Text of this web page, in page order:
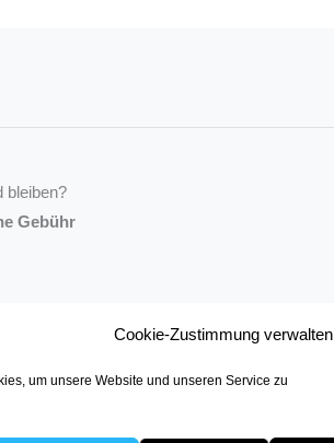
Cookie-Zustimmung verwalten
um unsere Website und unseren Service zu
bleiben?
Gebühr